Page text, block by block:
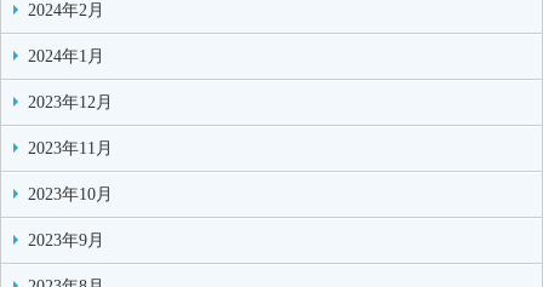
2024年2月
2024年1月
2023年12月
2023年11月
2023年10月
2023年9月